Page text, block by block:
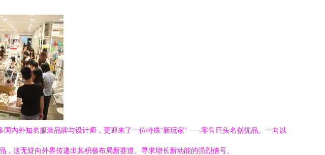
内外知名服装品牌与设计师，更迎来了一位特殊“新玩家”——零售巨头名创优品。一向以
这无疑向外界传递出其积极布局新赛道、寻求增长新动能的强烈信号。